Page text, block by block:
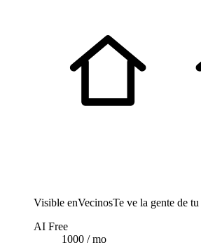
Visible enVecinosTe ve la gente de tu
AI Free
1000 / mo